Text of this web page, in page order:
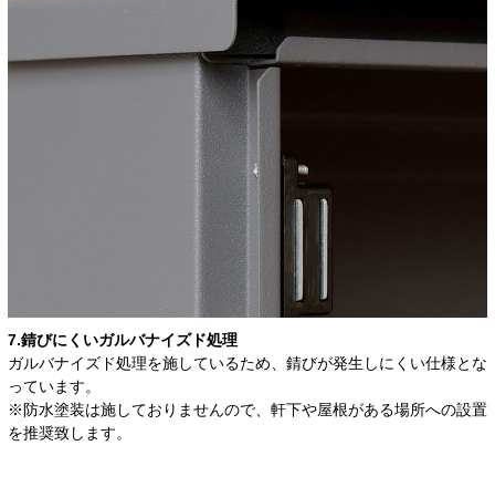
7.錆びにくいガルバナイズド処理
ガルバナイズド処理を施しているため、錆びが発生しにくい仕様とな
っています。
※防水塗装は施しておりませんので、軒下や屋根がある場所への設置
を推奨致します。